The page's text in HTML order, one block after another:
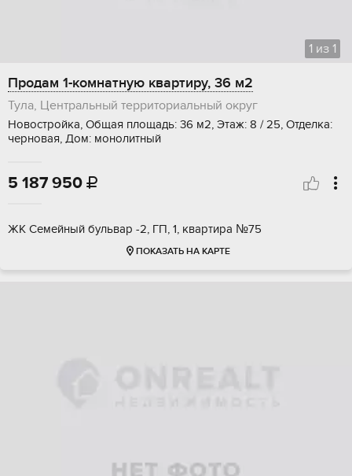
1 из 1
Продам 1-комнатную квартиру, 36 м2
Тула, Центральный территориальный округ
Новостройка, Общая площадь: 36 м2, Этаж: 8 / 25, Отделка:
черновая, Дом: монолитный
5 187 950 
ЖК Семейный бульвар -2, ГП, 1, квартира №75
ПОКАЗАТЬ НА КАРТЕ